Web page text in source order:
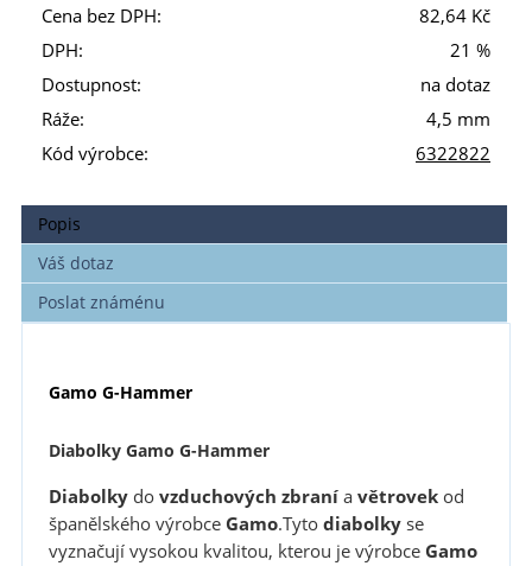
Cena bez DPH:
82,64 Kč
DPH:
21 %
Dostupnost:
na dotaz
Ráže:
4,5 mm
Kód výrobce:
6322822
Popis
Váš dotaz
Poslat známénu
Gamo G-Hammer
Diabolky Gamo G-Hammer
Diabolky dovzduchových zbraníavětrovekod
španělského výrobce Gamo.Tytodiabolkyse
vyznačují vysokou kvalitou, kterou je výrobce Gamo